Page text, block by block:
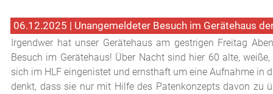
06.12.2025 | Unangemeldeter Besuch im Gerätehaus
Irgendwer hat unser Gerätehaus am gestrigen Freitag
Besuch im Gerätehaus! Über Nacht sind hier 60 alte,
sich im HLF eingenistet und ernsthaft um eine Aufnahme in
denkt, dass sie nur mit Hilfe des Patenkonzepts davon zu